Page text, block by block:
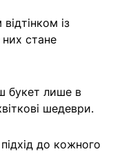
із
стане
букет лише в
шедеври.
до кожного